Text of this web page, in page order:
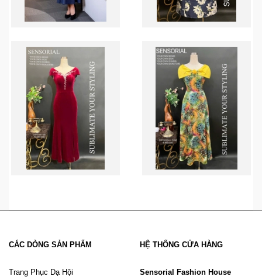
CÁC DÒNG SẢN PHẨM
Trang Phục Dạ Hội
HỆ THỐNG CỬA HÀNG
Sensorial Fashion House